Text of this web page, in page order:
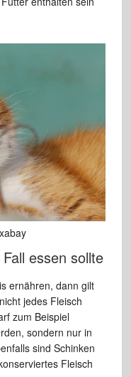
essen sollte
ernähren, dann gilt
jedes Fleisch
zum Beispiel
sondern nur in
sind Schinken
Fleisch